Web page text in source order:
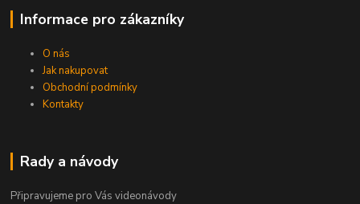
Informace pro zákazníky
O nás
Jak nakupovat
Obchodní podmínky
Kontakty
Rady a návody
Připravujeme pro Vás videonávody